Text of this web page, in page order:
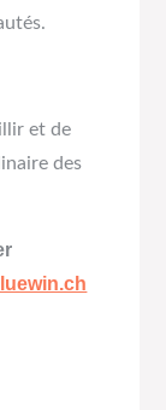
et de
des